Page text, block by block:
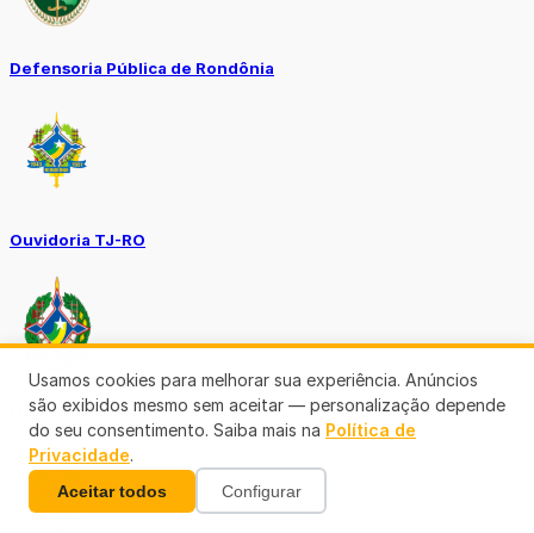
Defensoria Pública de Rondônia
Ouvidoria TJ-RO
Ouvidoria GERO
Usamos cookies para melhorar sua experiência. Anúncios
são exibidos mesmo sem aceitar — personalização depende
do seu consentimento. Saiba mais na Política de
Privacidade.
Aceitar todos Configurar